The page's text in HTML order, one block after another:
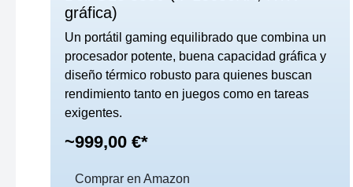
gráfica)
Un portátil gaming equilibrado que combina un
procesador potente, buena capacidad gráfica y
diseño térmico robusto para quienes buscan
rendimiento tanto en juegos como en tareas
exigentes.
~999,00 €*
Comprar en Amazon